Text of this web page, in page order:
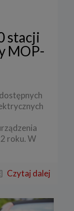
stacji
MOP-
roku. W
Czytaj dalej